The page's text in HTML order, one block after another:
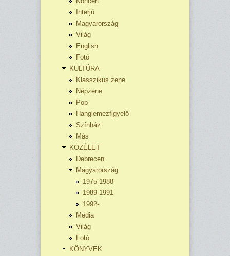
Interjú
Magyarország
Világ
English
Fotó
KULTÚRA
Klasszikus zene
Népzene
Pop
Hanglemezfigyelő
Színház
Más
KÖZÉLET
Debrecen
Magyarország
1975-1988
1989-1991
1992-
Média
Világ
Fotó
KÖNYVEK